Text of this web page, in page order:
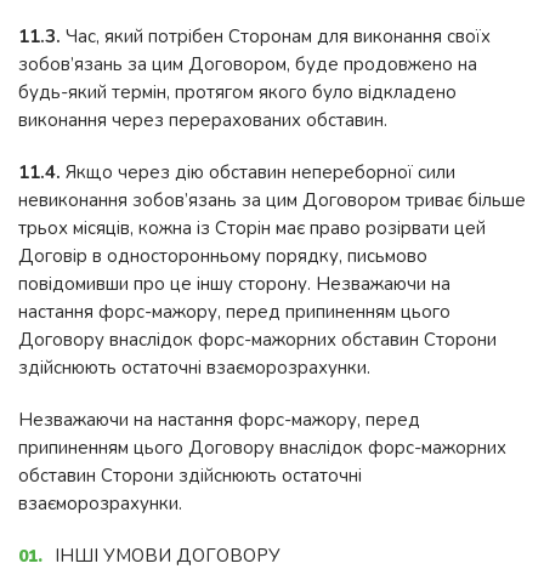
11.3. Час, який потрібен Сторонам для виконання своїх
зобов’язань за цим Договором, буде продовжено на
будь-який термін, протягом якого було відкладено
виконання через перерахованих обставин.
11.4. Якщо через дію обставин непереборної сили
невиконання зобов’язань за цим Договором триває більше
трьох місяців, кожна із Сторін має право розірвати цей
Договір в односторонньому порядку, письмово
повідомивши про це іншу сторону. Незважаючи на
настання форс-мажору, перед припиненням цього
Договору внаслідок форс-мажорних обставин Сторони
здійснюють остаточні взаєморозрахунки.
Незважаючи на настання форс-мажору, перед
припиненням цього Договору внаслідок форс-мажорних
обставин Сторони здійснюють остаточні
взаєморозрахунки.
ІНШІ УМОВИ ДОГОВОРУ